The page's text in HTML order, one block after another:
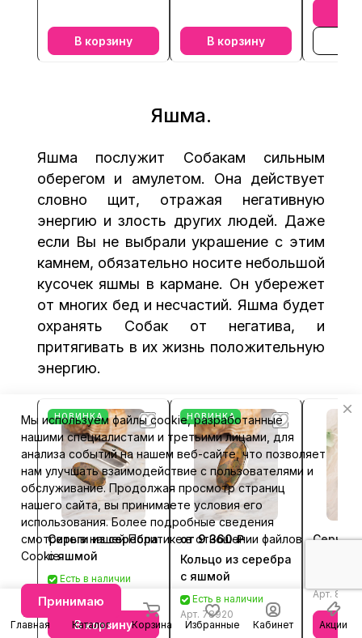
В корзину В корзину
Яшма.
Яшма послужит Собакам сильным
оберегом и амулетом. Она действует
словно щит, отражая негативную
энергию и злость других людей. Даже
если Вы не выбрали украшение с этим
камнем, обязательно носите небольшой
кусочек яшмы в кармане. Он убережет
от многих бед и несчастий. Яшма будет
охранять Собак от негатива, и
притягивать в их жизнь положительную
энергию.
НОВИНКА
Серьги из серебра
с яшмой
Есть в наличии
В корзину
НОВИНКА
от 9 360 ₽
Кольцо из серебра
с яшмой
Есть в наличии
Арт. 78920
Серьги
Арт.
В
Главная Каталог Корзина Избранные Кабинет Акции
Мы используем файлы cookie, разработанные
нашими специалистами и третьими лицами, для
анализа событий на нашем веб-сайте, что позволяет
нам улучшать взаимодействие с пользователями и
обслуживание. Продолжая просмотр страниц
нашего сайта, вы принимаете условия его
использования. Более подробные сведения
смотрите в нашейПолитике в отношении файлов
Cookie.
Принимаю